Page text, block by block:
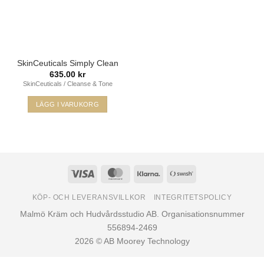
SkinCeuticals Simply Clean
635.00 kr
SkinCeuticals / Cleanse & Tone
LÄGG I VARUKORG
Visa MasterCardKlarna
Swish
KÖP- OCH LEVERANSVILLKOR INTEGRITETSPOLICY
Malmö Kräm och Hudvårdsstudio AB. Organisationsnummer
556894-2469
2026 © AB Moorey Technology